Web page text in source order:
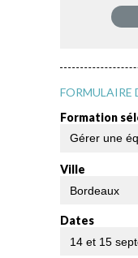
FORMULAIRE
Formation
Ville
Dates